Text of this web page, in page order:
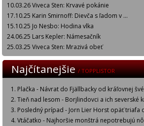
10.03.26 Viveca Sten: Krvavé pokánie
17.10.25 Karin Smirnoff: Dievča s ľadom v ...
15.10.25 Jo Nesbo: Hodina vlka
24.06.25 Lars Kepler: Námesačník
25.03.25 Viveca Sten: Mrazivá obeť
Najčítanejšie/ TOPPLISTOR
Plačka - Návrat do Fjällbacky od kráľovnej
Tieň nad lesom - Borjlindovci a ich severské
Posledný prípad - Jorn Lier Horst opäť triafa
Vtáčatko - Najhoršie monštrá nepotrebujú